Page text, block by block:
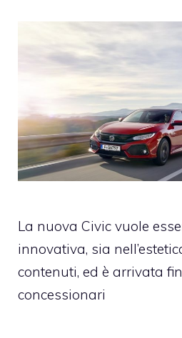
La nuova Civic vuole
innovativa, sia
contenuti, ed è arrivata
concessionari